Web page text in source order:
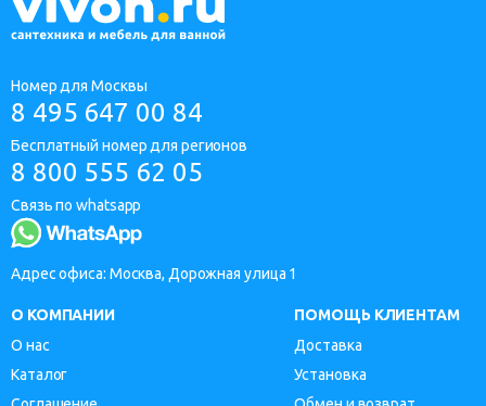
Номер для Москвы
8 495 647 00 84
Бесплатный номер для регионов
8 800 555 62 05
Связь по whatsapp
Адрес офиса: Москва, Дорожная улица 1
О КОМПАНИИ
О нас
Каталог
ПОМОЩЬ КЛИЕНТАМ
Доставка
Установка